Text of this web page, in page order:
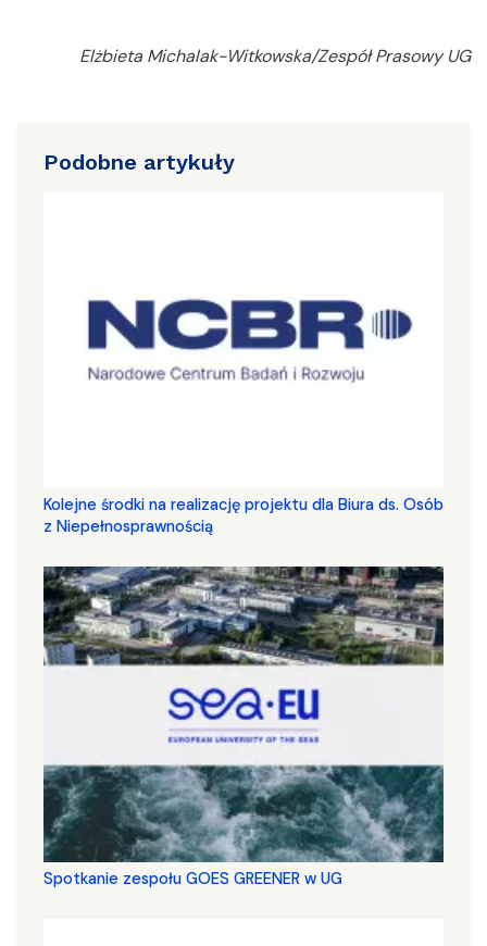
Elżbieta Michalak-Witkowska/Zespół Prasowy UG
Podobne artykuły
Kolejne środki na realizację projektu dla Biura ds. Osób
z Niepełnosprawnością
Spotkanie zespołu GOES GREENER w UG